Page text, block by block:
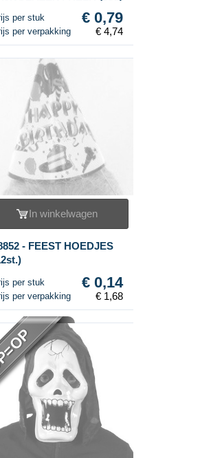
per stuk € 0,79
per verpakking € 4,74
In winkelwagen
- FEEST HOEDJES
per stuk € 0,14
per verpakking € 1,68